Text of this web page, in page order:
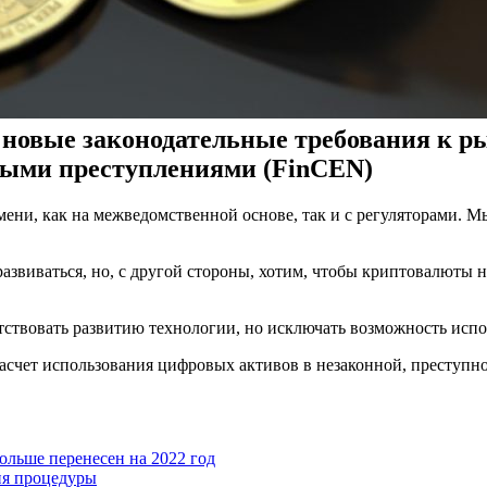
законодательные требования к
преступлениями (FinCEN)
как на межведомственной основе, так и с регуляторами.
но, с другой стороны, хотим, чтобы криптовалюты
развитию технологии, но исключать возможность
использования цифровых активов в незаконной,
перенесен на 2022 год
процедуры